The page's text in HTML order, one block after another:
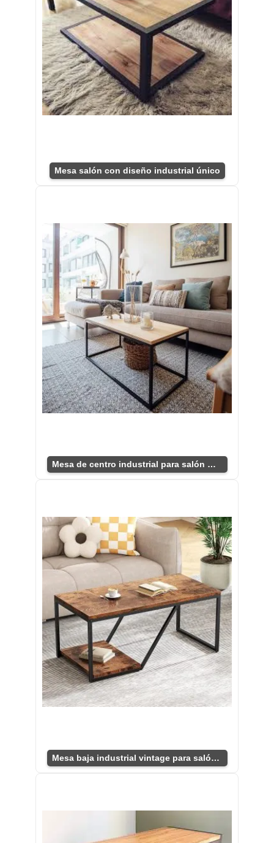
Mesa salón con diseño industrial único
Mesa de centro industrial para salón moderno
Mesa baja industrial vintage para salón moderno